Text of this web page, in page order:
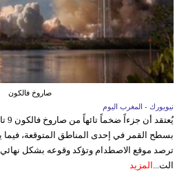
صاروخ فالكون
نيويورك - المغرب اليوم
بسطح القمر في إحدى المناطق المتوقعة، فيما
ترصد موقع الاصطدام وتؤكد وقوعه بشكل
الت...
المزيد